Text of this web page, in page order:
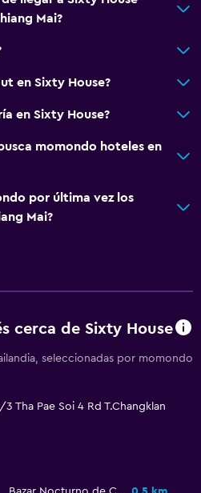
Mai?
en Sixty House?
en Sixty House?
momondo hoteles en
por última vez los
Mai?
cerca de Sixty House
seleccionadas por momondo
Tha Pae Soi 4 Rd T.Changklan